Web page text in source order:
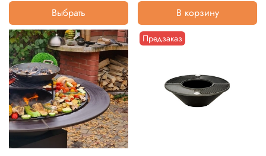
Выбрать В корзину
Предзаказ